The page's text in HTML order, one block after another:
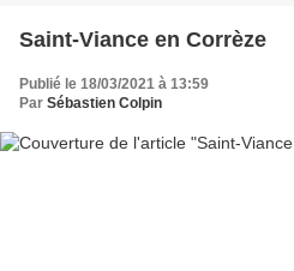
Saint-Viance en Corrèze
Publié le 18/03/2021 à 13:59
Par Sébastien Colpin